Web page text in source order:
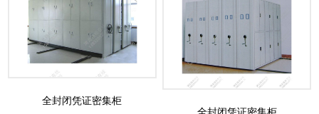
全封闭凭证密集柜